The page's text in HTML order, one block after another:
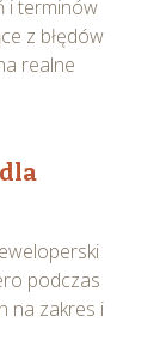
i terminów
z błędów
realne
podczas
na zakres i